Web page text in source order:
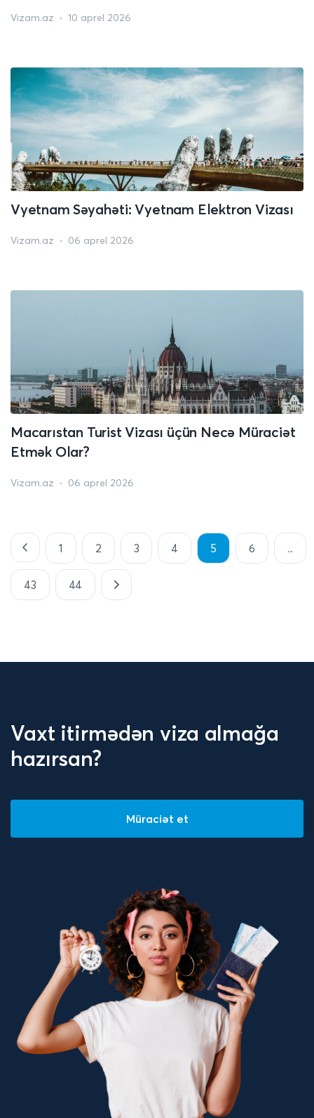
Vizam.az 10 aprel 2026
Vyetnam Səyahəti: Vyetnam Elektron Vizası
Vizam.az 06 aprel 2026
Macarıstan Turist Vizası üçün Necə Müraciət
Etmək Olar?
Vizam.az 06 aprel 2026
1 2 3 4 5 6 ...
43 44
Vaxt itirmədən viza almağa
hazırsan?
Müraciət et